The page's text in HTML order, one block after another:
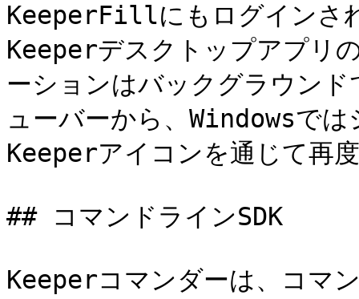
KeeperFillにもログインさ
Keeperデスクトップアプリ
ーションはバックグラウンド
ューバーから、Windowsで
Keeperアイコンを通じて再
## コマンドラインSDK
Keeperコマンダーは、コマ